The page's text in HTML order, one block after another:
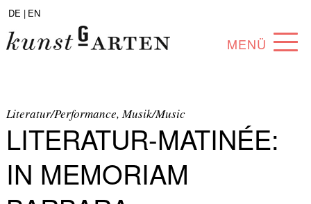
DE | EN
MENÜ
ABOUT
SAMMLUNG
KÜNSTLER*INNEN
Literatur/Performance, Musik/Music
LITERATUR-MATINÉE:
IN MEMORIAM